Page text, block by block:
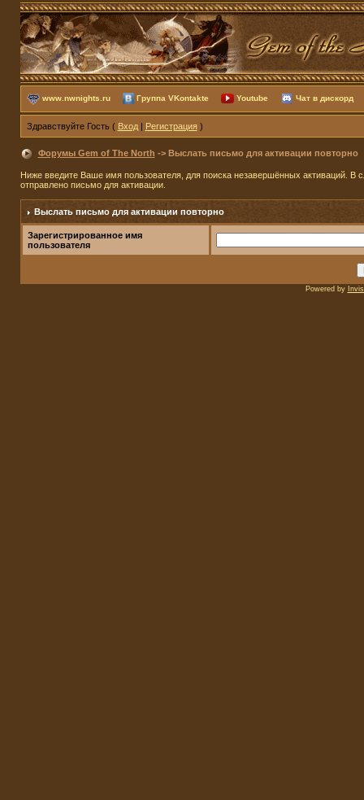
www.nwnights.ru Группа VKontakte Youtube Чат в дискорд
Здравствуйте Гость ( Вход| Регистрация)
Форумы Gem of The North -> Выслать письмо для активации повторно
Ниже введите Ваше имя пользователя, для поиска незавершённых активаций. В
отправлено письмо для активации.
Выслать письмо для активации повторно
Зарегистрированное имя
пользователя
Powered by